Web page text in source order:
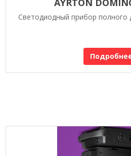
AYRTON
Светодиодный прибор полного